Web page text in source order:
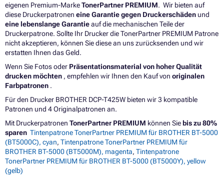
eigenen Premium-MarkeTonerPartner PREMIUM. Wir bieten auf
diese Druckerpatronen eine Garantie gegen Druckerschäden und
eine lebenslange Garantieauf die mechanischen Teile der
Druckerpatrone. Sollte Ihr Drucker die TonerPartner PREMIUM Patrone
nicht akzeptieren, können Sie diese an uns zurücksenden und wir
erstatten Ihnen das Geld.
Wenn Sie Fotos oder Präsentationsmaterial von hoher Qualität
drucken möchten , empfehlen wir Ihnen den Kauf von originalen
Farbpatronen .
Für den Drucker BROTHER DCP-T425W bieten wir 3 kompatible
Patronen und 4 Originalpatronen an.
Mit Druckerpatronen TonerPartner PREMIUM können Sie bis zu 80%
sparen Tintenpatrone TonerPartner PREMIUM für BROTHER BT-5000
(BT5000C), cyan, Tintenpatrone TonerPartner PREMIUM für
BROTHER BT-5000 (BT5000M), magenta, Tintenpatrone
TonerPartner PREMIUM für BROTHER BT-5000 (BT5000Y), yellow
(gelb)